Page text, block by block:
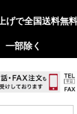
げで全国送料無
一部除く